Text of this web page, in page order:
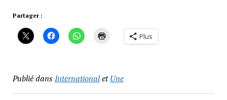
Partager :
Plus
Publié dansInternationaletUne